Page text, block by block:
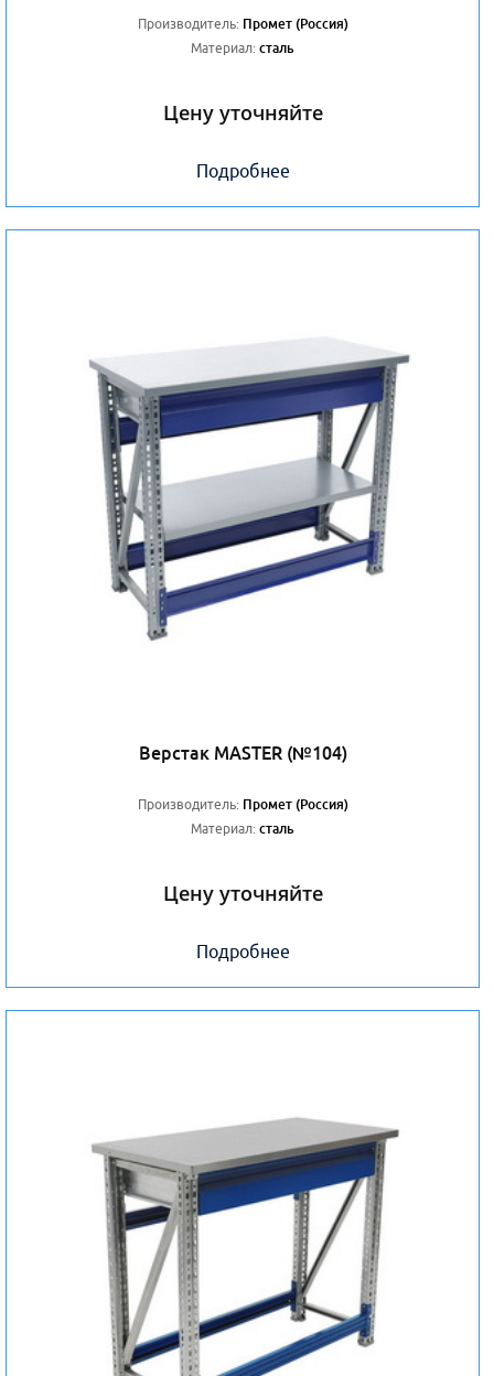
Производитель: Промет (Россия)
Материал: сталь
Цену уточняйте
Подробнее
Верстак MASTER (№104)
Производитель: Промет (Россия)
Материал: сталь
Цену уточняйте
Подробнее